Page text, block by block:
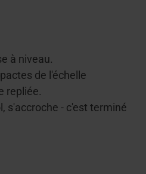
à niveau.
de l'échelle
repliée.
s'accroche - c'est terminé